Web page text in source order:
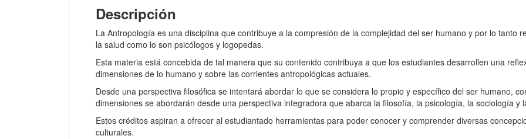
Descripción
La Antropología es una disciplina que contribuye a la compresión de la complejidad del ser humano y por lo tanto
la salud como lo son psicólogos y logopedas.
Esta materia está concebida de tal manera que su contenido contribuya a que los estudiantes desarrollen una
dimensiones de lo humano y sobre las corrientes antropológicas actuales.
Desde una perspectiva filosófica se intentará abordar lo que se considera lo propio y específico del ser humano,
dimensiones se abordarán desde una perspectiva integradora que abarca la filosofía, la psicología, la sociología y
Estos créditos aspiran a ofrecer al estudiantado herramientas para poder conocer y comprender diversas
culturales.